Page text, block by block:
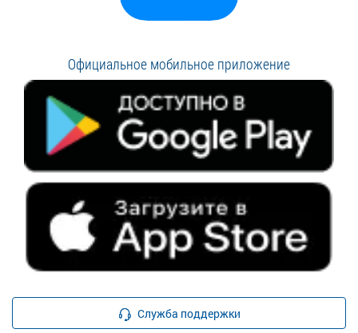
Официальное мобильное приложение
Служба поддержки